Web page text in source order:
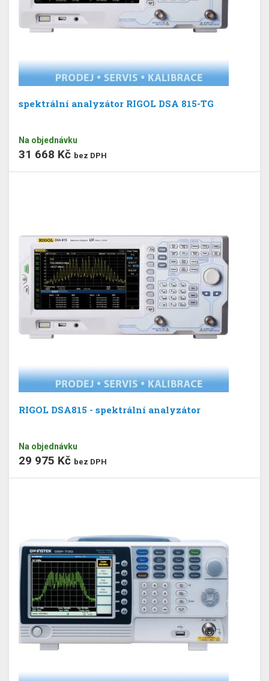
spektrální analyzátor RIGOL DSA 815-TG
Na objednávku
31 668 Kč bez DPH
RIGOL DSA815 - spektrální analyzátor
Na objednávku
29 975 Kč bez DPH